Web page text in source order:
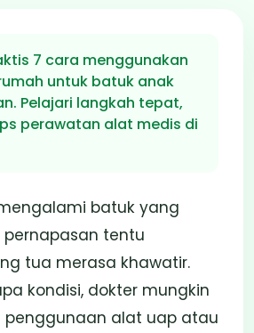
Anak
Penulis: Tim Prospan
7 cara menggunakan
untuk batuk anak
Pelajari langkah tepat,
perawatan alat medis di
batuk yang
tentu
tua merasa khawatir.
kondisi, dokter mungkin
penggunaan alat uap atau